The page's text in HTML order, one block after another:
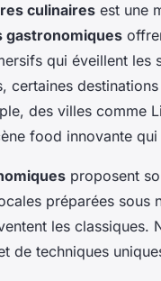
culinaires est une
gastronomiques
qui éveillent les
certaines
des villes comme
food innovante
proposent
préparées sous
les classiques.
de techniques